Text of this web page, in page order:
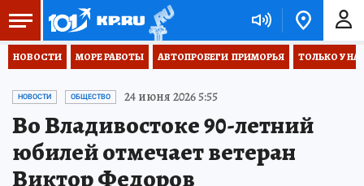
НОВОСТИ МОРЕ РАБОТЫ АВТОПРОБЕГИ  ПРИМОРЬЯ ТОЛЬКО У
НОВОСТИ ОБЩЕСТВО 24 июня 2026 5:55
Во Владивостоке 90-летний
юбилей отмечает ветеран
Виктор Федоров